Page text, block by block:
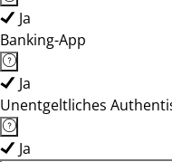
Ja
Banking-App
Ja
Unentgeltliches
Ja